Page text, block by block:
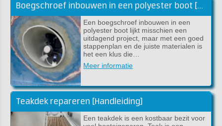
Boegschroef inbouwen in een polyester boot [handleiding]
Een boegschroef inbouwen in een
polyester boot lijkt misschien een
uitdagend project, maar met een goed
stappenplan en de juiste materialen is
het een klus die…
Meer informatie
Teakdek repareren [Handleiding]
Een teakdek is een kostbaar bezit voor